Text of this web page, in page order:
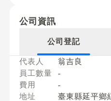
公司資訊
公司登記
代表人
翁吉良
員工數量
-
費用
-
地址
臺東縣延平鄉